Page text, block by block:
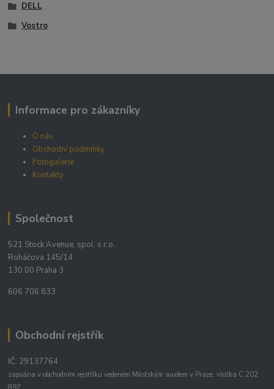
DELL
Vostro
Informace pro zákazníky
O nás
Obchodní podmínky
Fotogalerie
Kontakty
Společnost
521 Stock Avenue, spol. s r.o.
Roháčova 145/14
130 00 Praha 3
606 706 833
Obchodní rejstřík
IČ: 29137764
zapsána v obchodním rejstříku vedeném Městským soudem v Praze, vložka C 202